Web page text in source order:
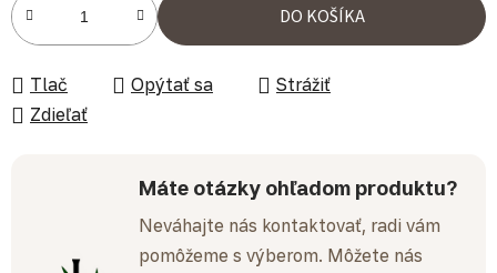
DO KOŠÍKA
Tlač Opýtať sa
Strážiť
Zdieľať
Máte otázky ohľadom produktu?
Neváhajte nás kontaktovať, radi vám
pomôžeme s výberom. Môžete nás